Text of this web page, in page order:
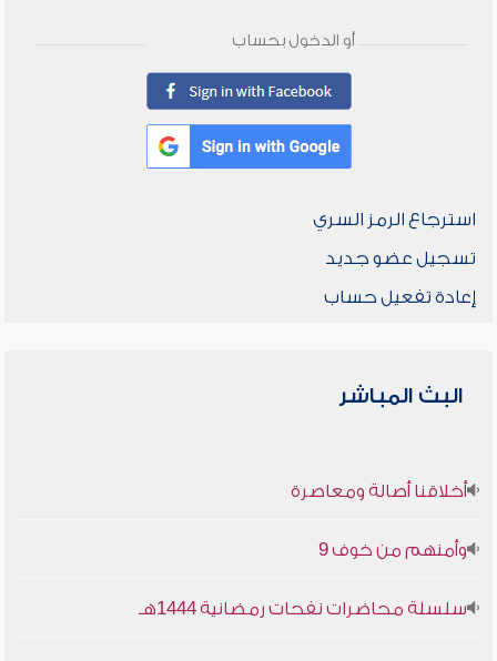
أو الدخول بحساب
استرجاع الرمز السري
تسجيل عضو جديد
إعادة تفعيل حساب
البث المباشر
أخلاقنا أصالة ومعاصرة
وأمنهم من خوف 9
سلسلة محاضرات نفحات رمضانية 1444هـ